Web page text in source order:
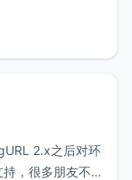
压缩增加图片
能修复URL上传
2.x之后对环
，很多朋友不